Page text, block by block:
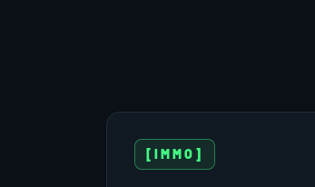
[IMMO]